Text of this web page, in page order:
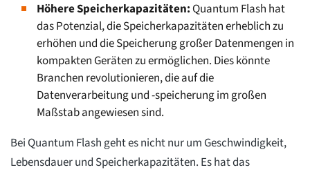
Höhere Speicherkapazitäten:Quantum Flash hat
das Potenzial, die Speicherkapazitäten erheblich zu
erhöhen und die Speicherung großer Datenmengen in
kompakten Geräten zu ermöglichen. Dies könnte
Branchen revolutionieren, die auf die
Datenverarbeitung und -speicherung im großen
Maßstab angewiesen sind.
Bei Quantum Flash geht es nicht nur um Geschwindigkeit,
Lebensdauer und Speicherkapazitäten. Es hat das